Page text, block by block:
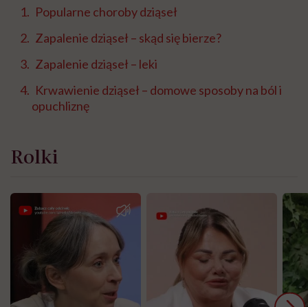
Popularne choroby dziąseł
Zapalenie dziąseł – skąd się bierze?
Zapalenie dziąseł – leki
Krwawienie dziąseł – domowe sposoby na ból i
opuchliznę
Rolki